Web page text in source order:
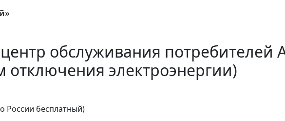
обслуживания потребителей
отключения электроэнергии)
России бесплатный)